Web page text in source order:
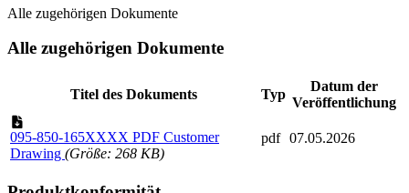
Alle zugehörigen Dokumente
Alle zugehörigen Dokumente
Titel des Dokuments Typ
Datum der
Veröffentlichung
095-850-165XXXX PDF Customer
Drawing (Größe: 268 KB)
pdf 07.05.2026